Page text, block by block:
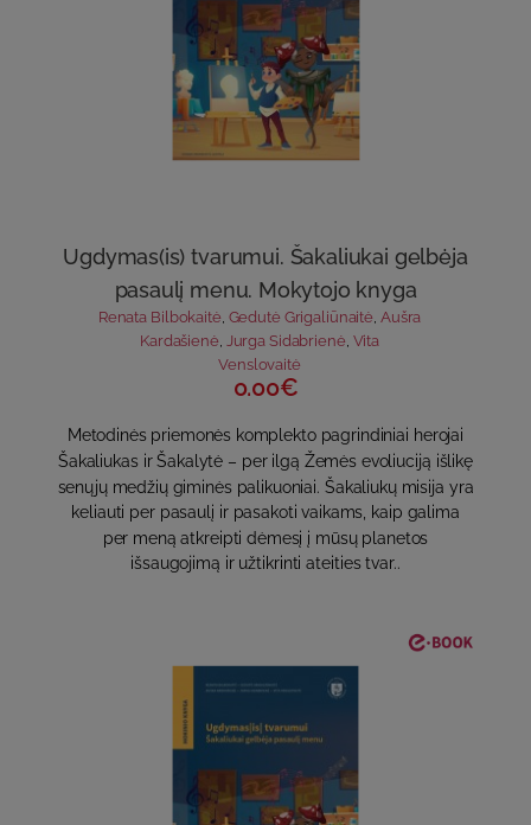
Ugdymas(is) tvarumui. Šakaliukai gelbėja
pasaulį menu. Mokytojo knyga
Renata Bilbokaitė, Gedutė Grigaliūnaitė,Aušra
Kardašienė, Jurga Sidabrienė, Vita
Venslovaitė
0.00€
Metodinės priemonės komplekto pagrindiniai herojai
Šakaliukas ir Šakalytė – per ilgą Žemės evoliuciją išlikę
senųjų medžių giminės palikuoniai. Šakaliukų misija yra
keliauti per pasaulį ir pasakoti vaikams, kaip galima
per meną atkreipti dėmesį į mūsų planetos
išsaugojimą ir užtikrinti ateities tvar..